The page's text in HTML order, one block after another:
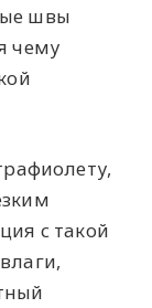
швы
чему
с такой